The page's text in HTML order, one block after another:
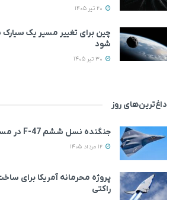
چین برای تغییر مسیر یک
شود
داغ‌ترین‌های روز
جنگنده نسل ششم F-47 در مسیر نخستین پرواز
پروژه محرمانه آمریکا برای
راکتی